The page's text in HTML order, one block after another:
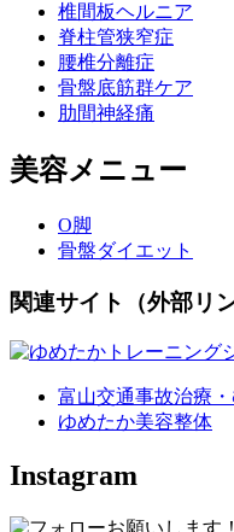
椎間板ヘルニア
脊柱管狭窄症
腰椎分離症
骨盤底筋群ケア
肋間神経痛
美容メニュー
O脚
骨盤ダイエット
関連サイト（外部リン
富山交通事故治療
ゆめたか美容整体
Instagram